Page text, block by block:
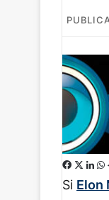
F
a
X L
i
Si Elon